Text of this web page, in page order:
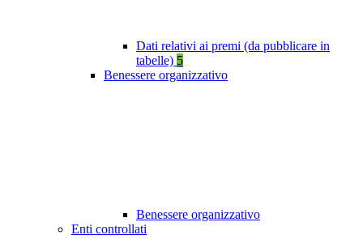
Dati relativi ai premi (da pubblicare in
tabelle) 5
Benessere organizzativo
Benessere organizzativo
Enti controllati